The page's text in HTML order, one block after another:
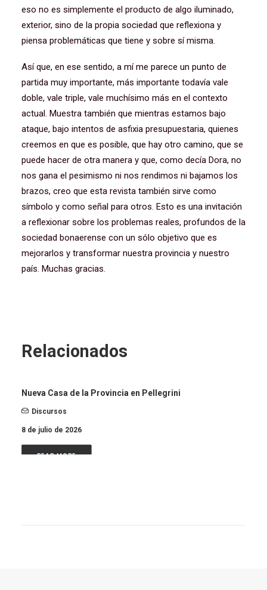
eso no es simplemente el producto de algo iluminado,
exterior, sino de la propia sociedad que reflexiona y
piensa problemáticas que tiene y sobre sí misma.
Así que, en ese sentido, a mí me parece un punto de
partida muy importante, más importante todavía vale
doble, vale triple, vale muchísimo más en el contexto
actual. Muestra también que mientras estamos bajo
ataque, bajo intentos de asfixia presupuestaria, quienes
creemos en que es posible, que hay otro camino, que se
puede hacer de otra manera y que, como decía Dora, no
nos gana el pesimismo ni nos rendimos ni bajamos los
brazos, creo que esta revista también sirve como
símbolo y como señal para otros. Esto es una invitación
a reflexionar sobre los problemas reales, profundos de la
sociedad bonaerense con un sólo objetivo que es
mejorarlos y transformar nuestra provincia y nuestro
país. Muchas gracias.
Relacionados
Nueva Casa de la Provincia en Pellegrini
Discursos
8 de julio de 2026
READ MORE